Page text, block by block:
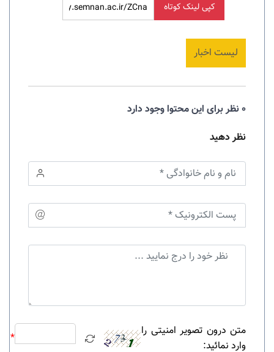
کپی لینک کوتاه
لیست اخبار
0 نظر برای این محتوا وجود دارد
نظر دهید
متن درون تصویر امنیتی را
وارد نمائید:
*